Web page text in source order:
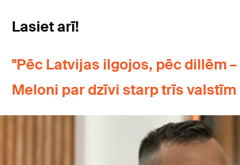
Lasiet arī!
"Pēc Latvijas ilgojos, pēc dillēm
Meloni par dzīvi starp trīs valstīm